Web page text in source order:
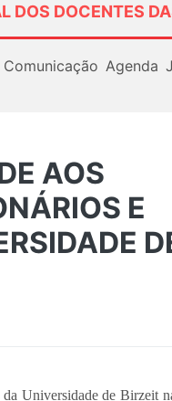
DOS DOCENTES
Comunicação Agenda
AOS
E
Universidade de Birzeit